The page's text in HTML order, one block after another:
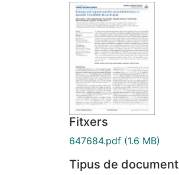
Fitxers
647684.pdf (1.6 MB)
Tipus de document